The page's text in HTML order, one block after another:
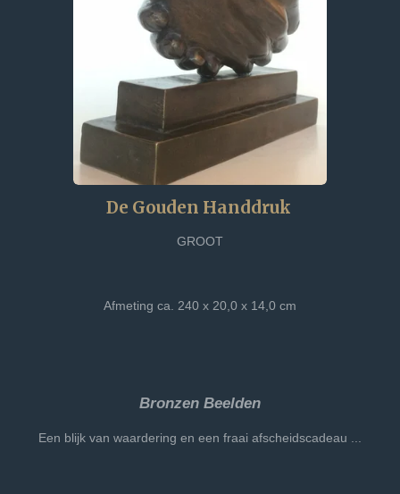
De Gouden Handdruk
GROOT
Afmeting ca. 240 x 20,0 x 14,0 cm
Bronzen Beelden
Een blijk van waardering en een fraai afscheidscadeau ...